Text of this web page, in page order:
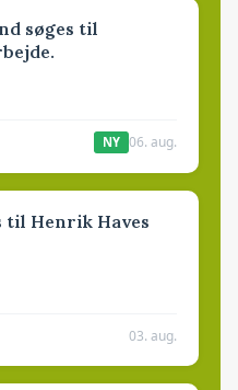
søges til
NY 06. aug.
til Henrik Haves
03. aug.